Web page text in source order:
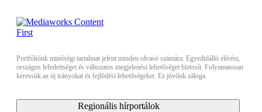
Portfóliónk minőségi tartalmat jelent minden olvasó számára. Egyedülálló elérést,
országos lefedettséget és változatos megjelenési lehetőséget biztosít. Folyamatosan
keressük az új irányokat és fejlődési lehetőségeket. Ez jövőnk záloga.
Regionális hírportálok